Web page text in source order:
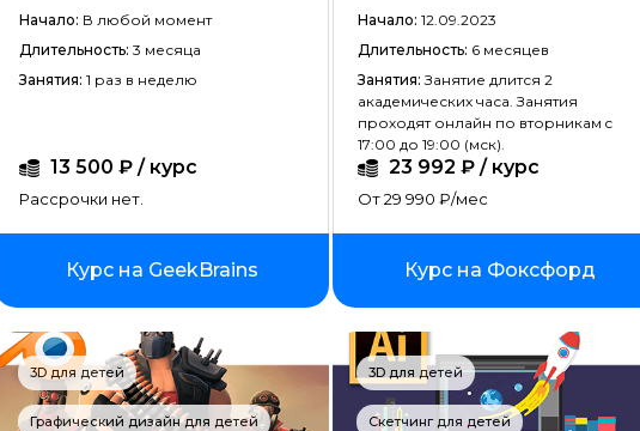
Android-разработка
PHP-разработка
Верстка на HTML/CSS
QA-тестирование
Разработка игр на Unity
Информационная безопасность
Разработка на C#
Начало: В любой момент
Длительность: 3 месяца
Занятия: 1 раз в неделю
13 500 ₽ / курс
Рассрочки нет.
Курс на GeekBrains
Начало: 12.09.2023
Длительность: 6 месяцев
Занятия: Занятие длится 2
академических часа. Занятия
проходят онлайн по вторникам c
17:00 до 19:00 (мск).
23 992 ₽ / курс
От 29 990 ₽/мес
Курс на Фоксфорд
3D для детей
Графический дизайн для детей
3D для детей
Скетчинг для детей